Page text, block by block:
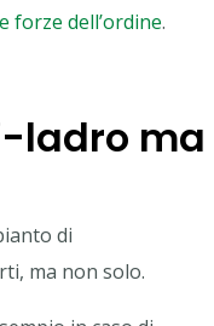
forze dell’ordine.
ladro ma
di
ma non solo.